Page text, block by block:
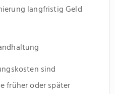
langfristig Geld
sind
früher oder später